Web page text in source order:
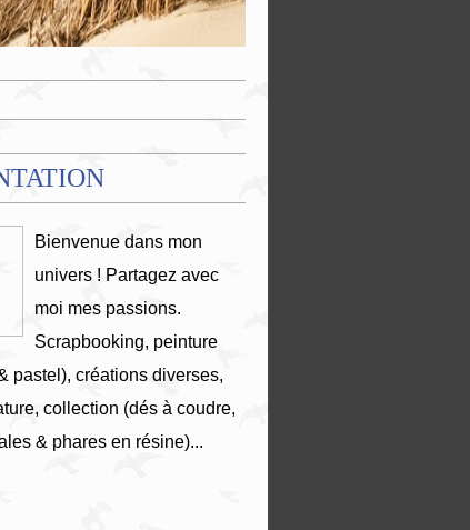
Bienvenue dans mon
univers ! Partagez avec
moi mes passions.
Scrapbooking, peinture
pastel), créations diverses,
collection (dés à coudre,
& phares en résine)...